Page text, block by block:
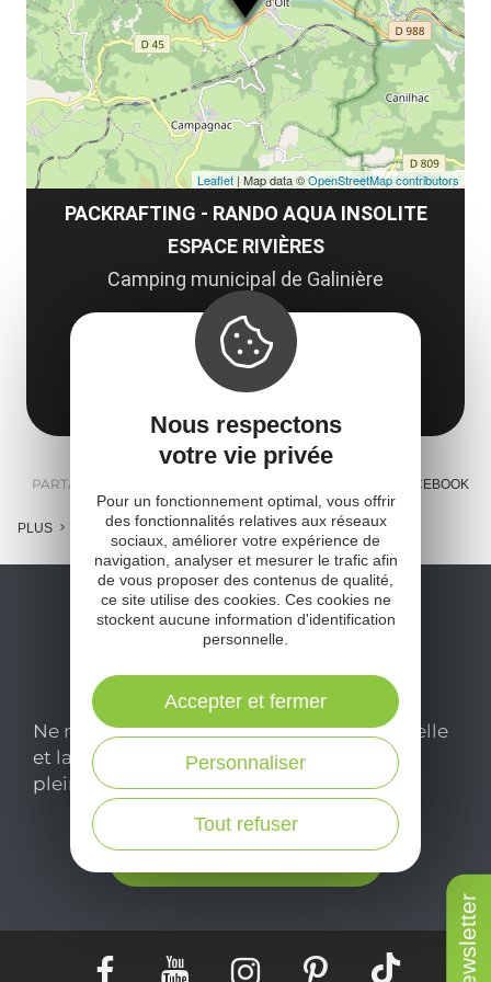
Newsletter
PACKRAFTING - RANDO AQUA INSOLITE
ESPACE RIVIÈRES
Camping municipal de Galinière
Galinière
12560 Saint-Laurent-d'Olt
Obtenir l'itinéraire
Leaflet | Map data ©OpenStreetMap contributors
PARTAGER : FACEBOOK
PLUS
Ne manquez pas notre newsletter mensuelle
et laissez-vous inspirer pour profiter
pleinement de votre séjour en Aveyron.
Je m'abonne ici
Nous respectons
votre vie privée
Pour un fonctionnement optimal, vous offrir
des fonctionnalités relatives aux réseaux
sociaux, améliorer votre expérience de
navigation, analyser et mesurer le trafic afin
de vous proposer des contenus de qualité,
ce site utilise des cookies. Ces cookies ne
stockent aucune information d'identification
personnelle.
Tout refuser
Personnaliser
Accepter et fermer